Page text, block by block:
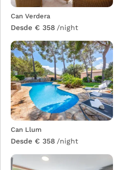
Can Verdera
Desde € 358/night
Can Llum
Desde € 358/night